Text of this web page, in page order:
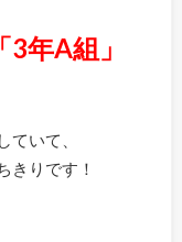
「3年A組」
いて、
きりです！